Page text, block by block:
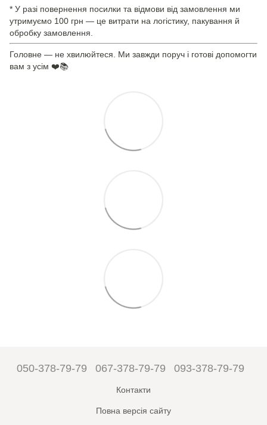
* У разі повернення посилки та відмови від замовлення ми
утримуємо 100 грн — це витрати на логістику, пакування й
обробку замовлення.
Головне — не хвилюйтеся. Ми завжди поруч і готові допомогти
вам з усім ❤️📚
050-378-79-79 067-378-79-79 093-378-79-79
Контакти
Повна версія сайту